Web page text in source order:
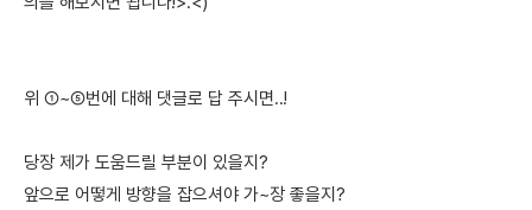
위 ①~⑤번에 대해 댓글로 답 주시면..!
당장 제가 도움드릴 부분이 있을지?
앞으로 어떻게 방향을 잡으셔야 가~장 좋을지?